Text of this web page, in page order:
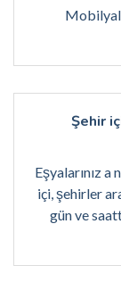
Şehir
Eşyalarınız a
içi, şehirler
gün ve